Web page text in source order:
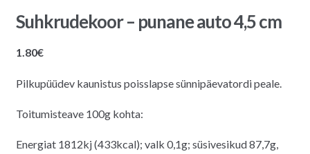
Suhkrudekoor – punane auto 4,5 cm
1.80€
Pilkupüüdev kaunistus poisslapse sünnipäevatordi peale.
Toitumisteave 100g kohta:
Energiat 1812kj (433kcal); valk 0,1g; süsivesikud 87,7g,